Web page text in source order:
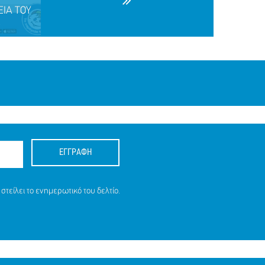
ΤΟΥ
ΤΟΥ
25
ΕΓΓΡΑΦΗ
το ενημερωτικό του δελτίο.